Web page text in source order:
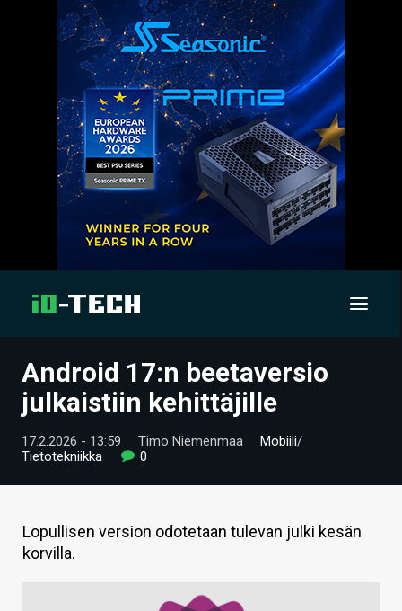
UUTISET
VIDEOT
TIETOA
Android 17:n beetaversio
julkaistiin kehittäjille
17.2.2026 - 13:59 Timo Niemenmaa Mobiili/
Tietotekniikka
0
Lopullisen version odotetaan tulevan julki kesän
korvilla.